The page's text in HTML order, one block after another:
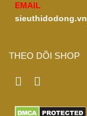
EMAIL
THEO DÕI SHOP